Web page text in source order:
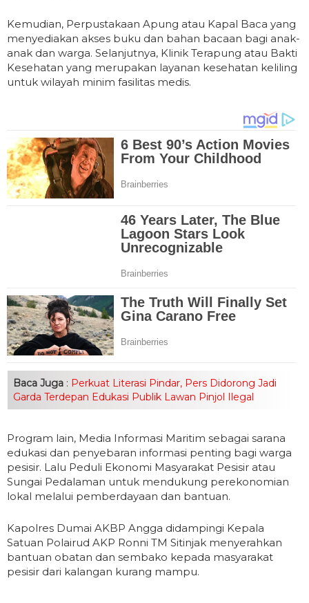
Kemudian, Perpustakaan Apung atau Kapal Baca yang
menyediakan akses buku dan bahan bacaan bagi anak-
anak dan warga. Selanjutnya, Klinik Terapung atau Bakti
Kesehatan yang merupakan layanan kesehatan keliling
untuk wilayah minim fasilitas medis.
Baca Juga : Perkuat Literasi Pindar, Pers Didorong Jadi
Garda Terdepan Edukasi Publik Lawan Pinjol Ilegal
Program lain, Media Informasi Maritim sebagai sarana
edukasi dan penyebaran informasi penting bagi warga
pesisir. Lalu Peduli Ekonomi Masyarakat Pesisir atau
Sungai Pedalaman untuk mendukung perekonomian
lokal melalui pemberdayaan dan bantuan.
Kapolres Dumai AKBP Angga didampingi Kepala
Satuan Polairud AKP Ronni TM Sitinjak menyerahkan
bantuan obatan dan sembako kepada masyarakat
pesisir dari kalangan kurang mampu.